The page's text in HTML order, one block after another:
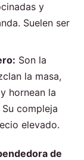
y
Suelen ser
Son la
la masa,
hornean la
compleja
elevado.
de